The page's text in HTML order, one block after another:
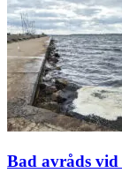
Bad avråds vid